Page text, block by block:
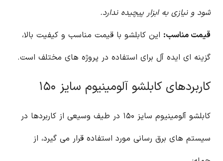
شود و نیازی به ابزار پیچیده ندارد.
قیمت مناسب: این کابلشو با قیمت مناسب و کیفیت بالا،
گزینه ای ایده آل برای استفاده در پروژه های مختلف است.
کاربردهای کابلشو آلومینیوم سایز ۱۵۰
کابلشو آلومینیوم سایز ۱۵۰ در طیف وسیعی از کاربردها در
سیستم های برق رسانی مورد استفاده قرار می گیرد، از